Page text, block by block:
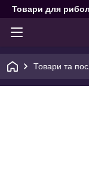
Товари для
Товари та